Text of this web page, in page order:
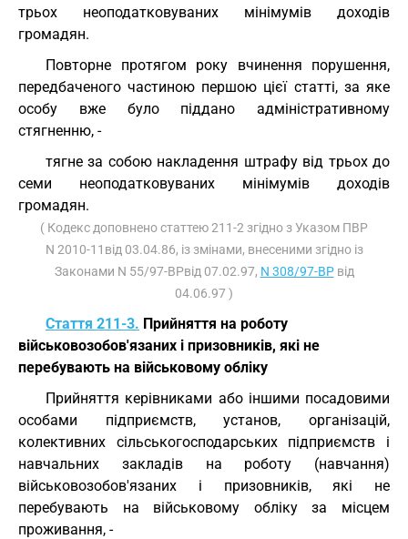
трьох неоподатковуваних мінімумів доходів
громадян.
Повторне протягом року вчинення порушення,
передбаченого частиною першою цієї статті, за яке
особу вже було піддано адміністративному
стягненню, -
тягне за собою накладення штрафу від трьох до
семи неоподатковуваних мінімумів доходів
громадян.
( Кодекс доповнено статтею 211-2 згідно з Указом ПВР
N 2010-11від 03.04.86, із змінами, внесеними згідно із
Законами N 55/97-ВРвід 07.02.97, N 308/97-ВРвід
04.06.97 )
Стаття 211-3. Прийняття на роботу
військовозобов'язаних і призовників, які не
перебувають на військовому обліку
Прийняття керівниками або іншими посадовими
особами підприємств, установ, організацій,
колективних сільськогосподарських підприємств і
навчальних закладів на роботу (навчання)
військовозобов'язаних і призовників, які не
перебувають на військовому обліку за місцем
проживання, -